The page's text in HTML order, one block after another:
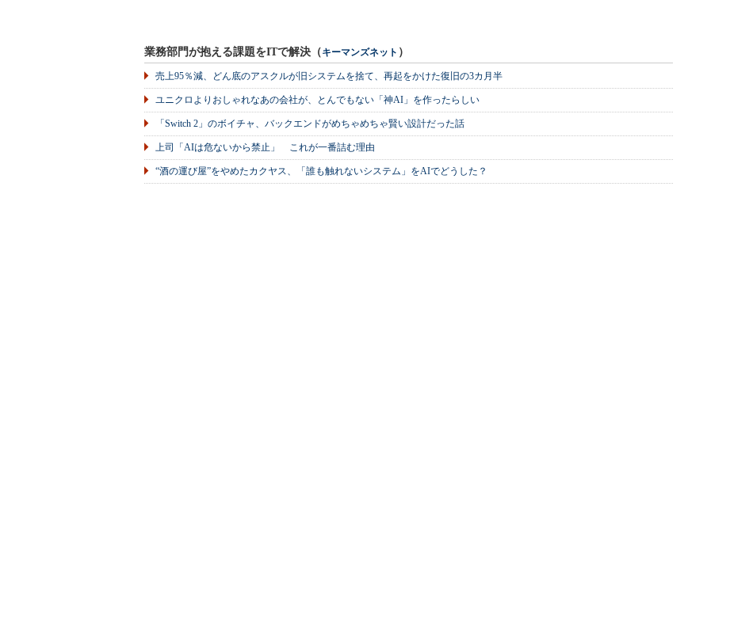
業務部門が抱える課題をITで解決（キーマンズネット ）
売上95％減、どん底のアスクルが旧システムを捨て、再起をかけた復旧の3カ月半
ユニクロよりおしゃれなあの会社が、とんでもない「神AI」を作ったらしい
「Switch 2」のボイチャ、バックエンドがめちゃめちゃ賢い設計だった話
上司「AIは危ないから禁止」 これが一番詰む理由
“酒の運び屋”をやめたカクヤス、「誰も触れないシステム」をAIでどうした？